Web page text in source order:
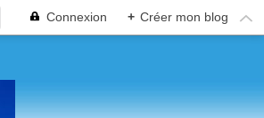
Connexion + Créer mon blog